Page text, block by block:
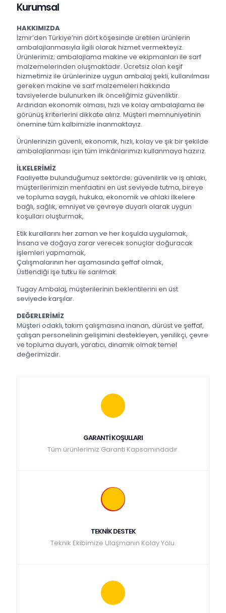
Kurumsal
HAKKIMIZDA
İzmir’den Türkiye’nin dört köşesinde üretilen ürünlerin
ambalajlanmasıyla ilgili olarak hizmet vermekteyiz.
Ürünlerimiz; ambalajlama makine ve ekipmanları ile sarf
malzemelerinden oluşmaktadır. Ücretsiz olan keşif
hizmetimiz ile ürünlerinize uygun ambalaj şekli, kullanılması
gereken makine ve sarf malzemeleri hakkında
tavsiyelerde bulunurken ilk önceliğimiz güvenliktir.
Ardından ekonomik olması, hızlı ve kolay ambalajlama ile
görünüş kriterlerini dikkate alırız. Müşteri memnuniyetinin
önemine tüm kalbimizle inanmaktayız.
Ürünlerinizin güvenli, ekonomik, hızlı, kolay ve şık bir şekilde
ambalajlanması için tüm imkânlarımızı kullanmaya hazırız.
İLKELERİMİZ
Faaliyette bulunduğumuz sektörde; güvenilirlik ve iş ahlakı,
müşterilerimizin menfaatini en üst seviyede tutma, bireye
ve topluma saygılı, hukuka, ekonomik ve ahlaki ilkelere
bağlı, sağlık, emniyet ve çevreye duyarlı olarak uygun
koşulları oluşturmak,
Etik kurallarını her zaman ve her koşulda uygulamak,
İnsana ve doğaya zarar verecek sonuçlar doğuracak
işlemleri yapmamak,
Çalışmalarının her aşamasında şeffaf olmak,
Üstlendiği işe tutku ile sarılmak.
Tugay Ambalaj, müşterilerinin beklentilerini en üst
seviyede karşılar.
DEĞERLERİMİZ
Müşteri odaklı, takım çalışmasına inanan, dürüst ve şeffaf,
çalışan personelinin gelişimini destekleyen, yenilikçi, çevre
ve topluma duyarlı, yaratıcı, dinamik olmak temel
değerimizdir.
GARANTİ KOŞULLARI
Tüm ürünlerimiz Garanti Kapsamındadır.
TEKNİK DESTEK
Teknik Ekibimize Ulaşmanın Kolay Yolu.